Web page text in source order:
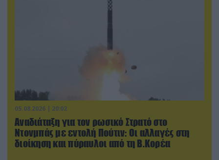
05.08.2026 | 20:02
Αναδιάταξη για τον ρωσικό Στρατό στο
Ντονμπάς με εντολή Πούτιν: Οι αλλαγές στη
διοίκηση και πύραυλοι από τη Β.Κορέα